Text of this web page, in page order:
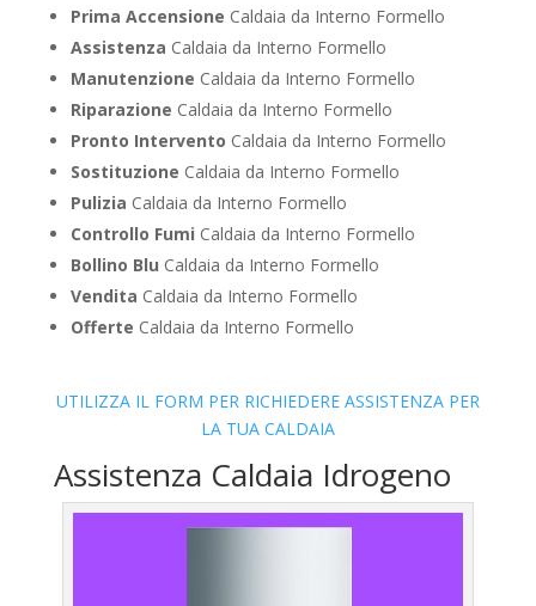
Prima Accensione Caldaia da Interno Formello
Assistenza Caldaia da Interno Formello
Manutenzione Caldaia da Interno Formello
Riparazione Caldaia da Interno Formello
Pronto Intervento Caldaia da Interno Formello
Sostituzione Caldaia da Interno Formello
Pulizia Caldaia da Interno Formello
Controllo Fumi Caldaia da Interno Formello
Bollino Blu Caldaia da Interno Formello
Vendita Caldaia da Interno Formello
Offerte Caldaia da Interno Formello
UTILIZZA IL FORM PER RICHIEDERE ASSISTENZA PER
LA TUA CALDAIA
Assistenza Caldaia Idrogeno